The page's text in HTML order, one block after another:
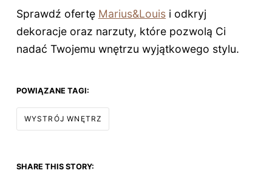
Sprawdź ofertę Marius&Louisi odkryj
dekoracje oraz narzuty, które pozwolą Ci
nadać Twojemu wnętrzu wyjątkowego stylu.
POWIĄZANE TAGI:
WYSTRÓJ WNĘTRZ
SHARE THIS STORY: